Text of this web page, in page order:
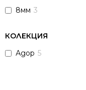
8мм 3
КОЛЕКЦИЯ
Адор 5